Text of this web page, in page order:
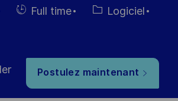
d’affichage
HiringFull time Catégorie
Logiciel
Postulez maintenant